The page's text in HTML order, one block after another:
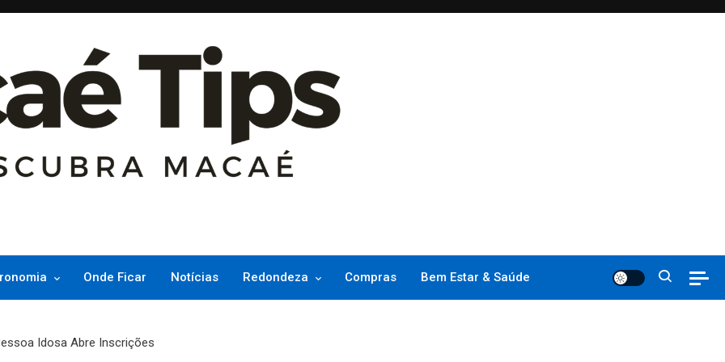
Onde Ficar Notícias Redondeza Compras Bem Estar & Saúde
Idosa Abre Inscrições